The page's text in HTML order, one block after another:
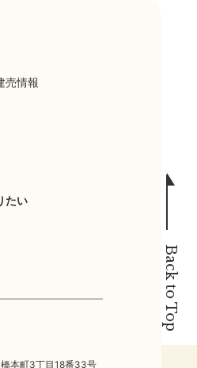
売情報
たい
本町3丁目18番33号
Back to Top